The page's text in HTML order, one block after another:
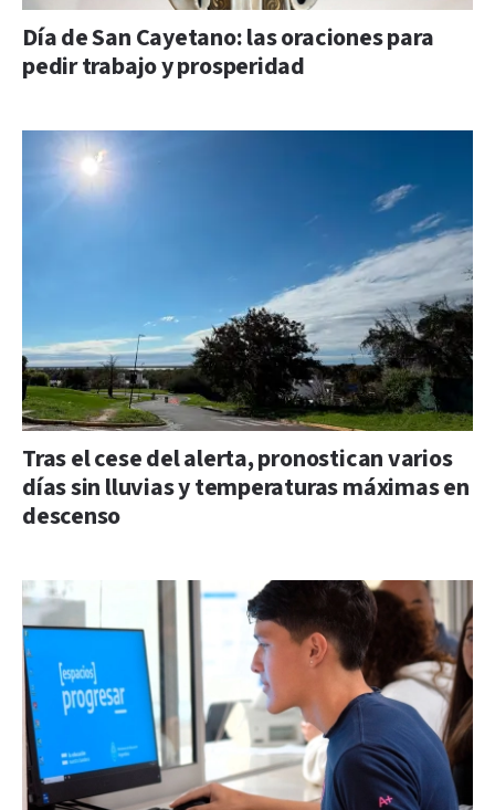
Día de San Cayetano: las oraciones para
pedir trabajo y prosperidad
Tras el cese del alerta, pronostican varios
días sin lluvias y temperaturas máximas en
descenso